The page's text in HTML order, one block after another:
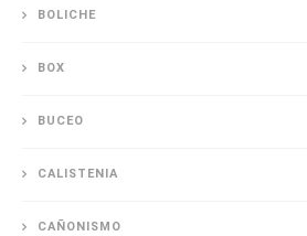
BOLICHE
BOX
BUCEO
CALISTENIA
CAÑONISMO